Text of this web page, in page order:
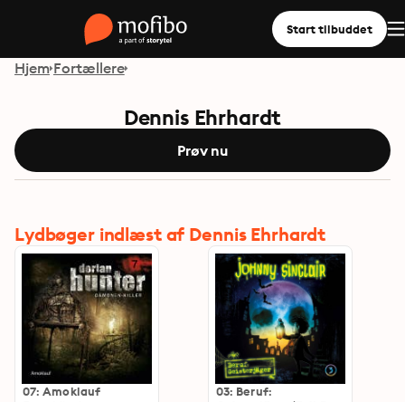
Start tilbuddet
Hjem Fortællere
Dennis Ehrhardt
Prøv nu
Lydbøger indlæst af Dennis Ehrhardt
07: Amoklauf
03: Beruf: